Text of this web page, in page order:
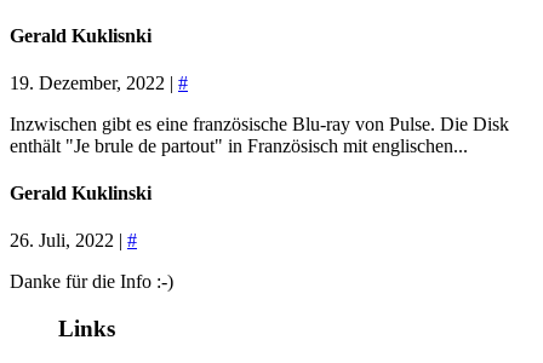
Gerald Kuklisnki
19. Dezember, 2022 | #
Inzwischen gibt es eine französische Blu-ray von Pulse. Die Disk
enthält "Je brule de partout" in Französisch mit englischen...
Gerald Kuklinski
26. Juli, 2022 | #
Danke für die Info :-)
Links